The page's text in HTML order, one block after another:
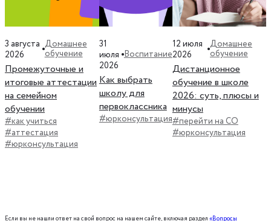
3 августа
2026
Домашнее
обучение
Промежуточные и
итоговые аттестации
на семейном
обучении
#как учиться
#аттестация
#юрконсультация
31
июля
2026
Воспитание
Как выбрать
школу для
первоклассника
#юрконсультация
12 июля
2026
Домашнее
обучение
Дистанционное
обучение в школе
2026: суть, плюсы и
минусы
#перейти на СО
#юрконсультация
Если вы не нашли ответ на свой вопрос на нашем сайте, включая раздел «Вопросы